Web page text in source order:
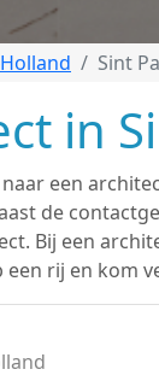
Sint
in
een
de
Bij een
rij en kom